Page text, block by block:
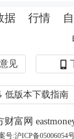
默默工作，
针对在车
车主可以
，进入安
开启或关
据 行情
见
低版本下载指南
富网
号:沪ICP备05006054